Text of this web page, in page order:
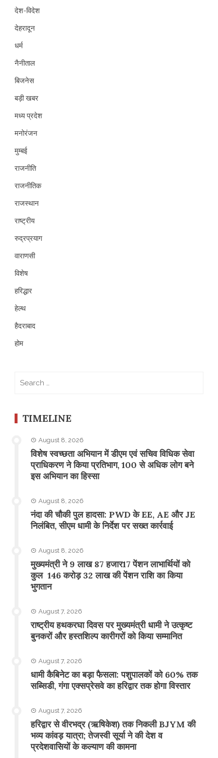
देश-विदेश
देहरादून
धर्म
नैनीताल
बिजनेस
बड़ी खबर
मध्य प्रदेश
मनोरंजन
मुम्बई
राजनीति
राजनीतिक
राजस्थान
राष्ट्रीय
रुद्रप्रयाग
वाराणसी
विशेष
हरिद्धार
हेल्थ
हैदराबाद
होम
TIMELINE
August 8, 2026
विशेष स्वच्छता अभियान में डीएम एवं सचिव विधिक सेवा
प्राधिकरण ने किया प्रतिभाग, 100 से अधिक लोग बने
इस अभियान का हिस्सा
August 8, 2026
नंदा की चौकी पुल हादसा: PWD के EE, AE और JE
निलंबित, सीएम धामी के निर्देश पर सख्त कार्रवाई
August 8, 2026
मुख्यमंत्री ने 9 लाख 87 हजार17 पेंशन लाभार्थियों को
कुल 146 करोड़ 32 लाख की पेंशन राशि का किया
भुगतान
August 7, 2026
राष्ट्रीय हथकरघा दिवस पर मुख्यमंत्री धामी ने उत्कृष्ट
बुनकरों और हस्तशिल्प कारीगरों को किया सम्मानित
August 7, 2026
​धामी कैबिनेट का बड़ा फैसला: पशुपालकों को 60% तक
सब्सिडी, गंगा एक्सप्रेसवे का हरिद्वार तक होगा विस्तार
August 7, 2026
​हरिद्वार से वीरभद्र (ऋषिकेश) तक निकली BJYM की
भव्य कांवड़ यात्रा; तेजस्वी सूर्या ने की देश व
प्रदेशवासियों के कल्याण की कामना